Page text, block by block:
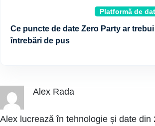
Platformă de
Ce puncte de date Zero Party ar
întrebări de pus
Alex Rada
Alex lucrează în tehnologie și date din